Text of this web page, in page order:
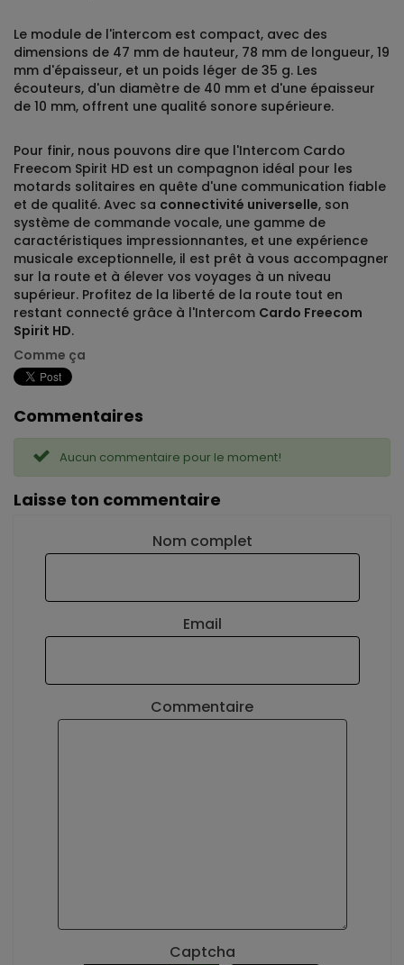
Le module de l'intercom est compact, avec des
dimensions de 47 mm de hauteur, 78 mm de longueur, 19
mm d'épaisseur, et un poids léger de 35 g. Les
écouteurs, d'un diamètre de 40 mm et d'une épaisseur
de 10 mm, offrent une qualité sonore supérieure.
Pour finir, nous pouvons dire que l'Intercom Cardo
Freecom Spirit HD est un compagnon idéal pour les
motards solitaires en quête d'une communication fiable
et de qualité. Avec sa connectivité universelle, son
système de commande vocale, une gamme de
caractéristiques impressionnantes, et une expérience
musicale exceptionnelle, il est prêt à vous accompagner
sur la route et à élever vos voyages à un niveau
supérieur. Profitez de la liberté de la route tout en
restant connecté grâce à l'Intercom Cardo Freecom
Spirit HD.
Comme ça
Commentaires
Aucun commentaire pour le moment!
Laisse ton commentaire
Nom complet
Email
Commentaire
Captcha